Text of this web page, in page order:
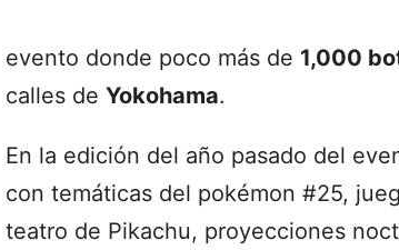
evento donde poco más de 1,000
calles de Yokohama.
En la edición del año pasado del
con temáticas del pokémon #25,
teatro de Pikachu, proyecciones